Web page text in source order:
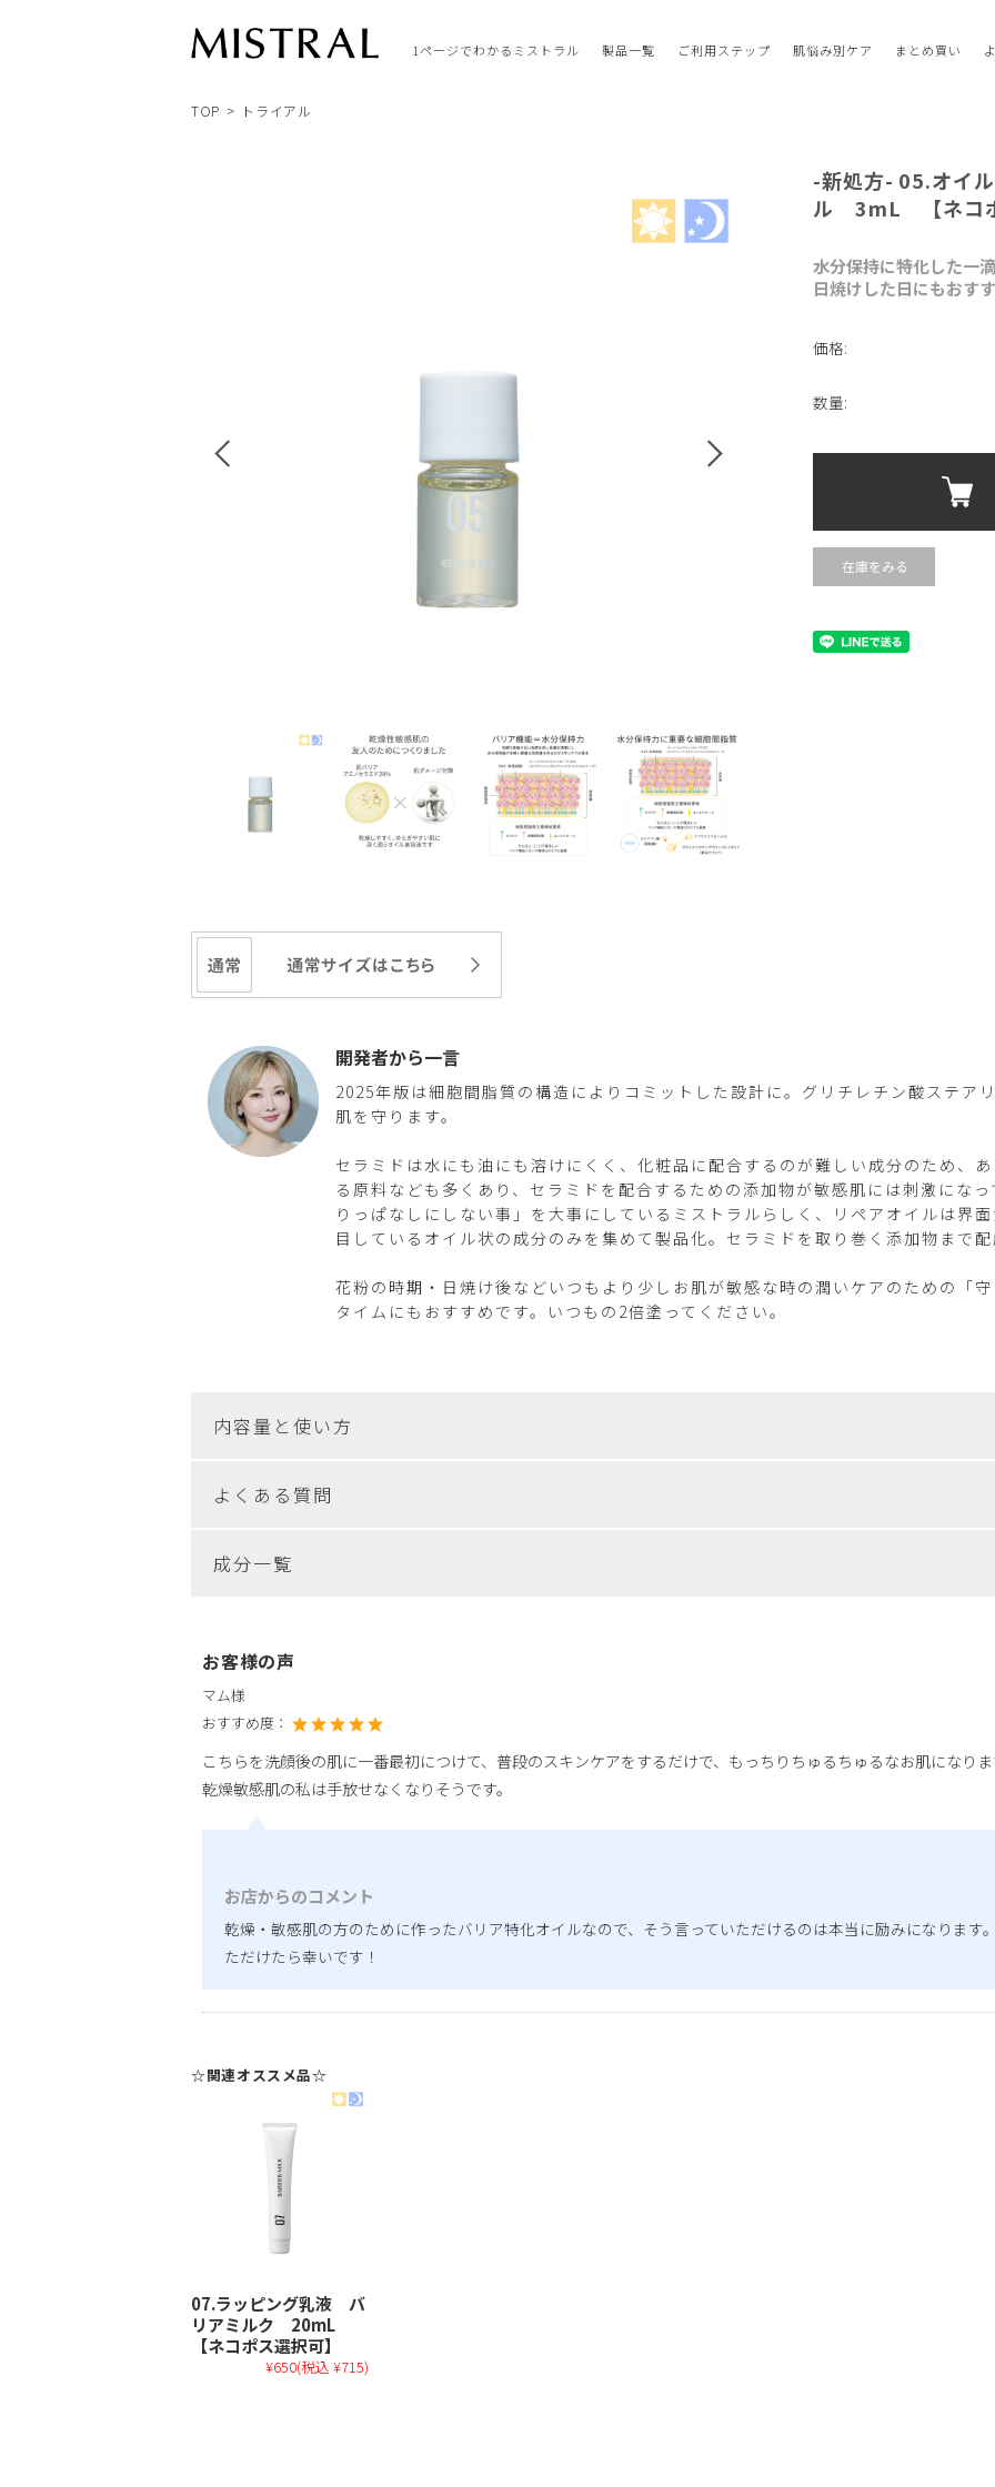
1ページでわかるミストラル 製品一覧 ご利用ステップ 肌悩み別ケア まとめ買い
TOP トライアル
-新処方- 05.オイ
ル 3mL 【ネコポ
水分保持に特化した一
日焼けした日にもおす
価格:
数量:
開発者から一言
2025年版は細胞間脂質の構造によりコミットした設計に。グリチレチン酸ステア
肌を守ります。
セラミドは水にも油にも溶けにくく、化粧品に配合するのが難しい成分のため、
る原料なども多くあり、セラミドを配合するための添加物が敏感肌には刺激にな
りっぱなしにしない事」を大事にしているミストラルらしく、リペアオイルは界
目しているオイル状の成分のみを集めて製品化。セラミドを取り巻く添加物まで配
花粉の時期・日焼け後などいつもより少しお肌が敏感な時の潤いケアのための「
タイムにもおすすめです。いつもの2倍塗ってください。
内容量と使い方
よくある質問
成分一覧
お客様の声
マム様
おすすめ度：
こちらを洗顔後の肌に一番最初につけて、普段のスキンケアをするだけで、もっちりちゅるちゅるなお肌になりま
乾燥敏感肌の私は手放せなくなりそうです。
お店からのコメント
乾燥・敏感肌の方のために作ったバリア特化オイルなので、そう言っていただけるのは本当に励みになります
ただけたら幸いです！
☆関連オススメ品☆
07.ラッピング乳液 バ
リアミルク 20mL
【ネコポス選択可】
¥650(税込 ¥715)